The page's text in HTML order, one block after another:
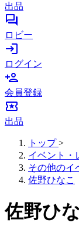
出品
forum
ロビー
login
ログイン
person_add
会員登録
local_activity
出品
トップ >
イベント・
その他のイ
佐野ひなこ
佐野ひ